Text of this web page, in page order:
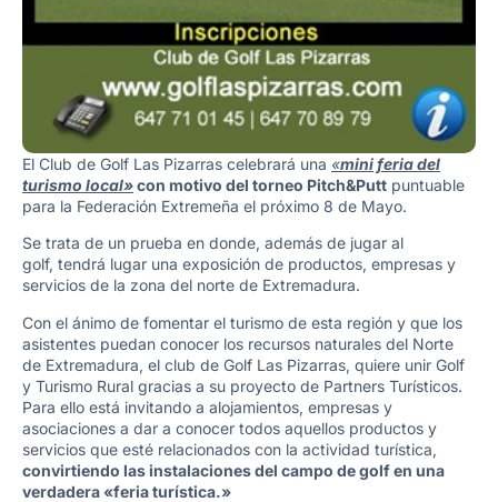
El Club de Golf Las Pizarras celebrará una «mini feria del
turismo local»con motivo del torneo Pitch&Putt puntuable
para la Federación Extremeña el próximo 8 de Mayo.
Se trata de un prueba en donde, además de jugar al
golf, tendrá lugar una exposición de productos, empresas y
servicios de la zona del norte de Extremadura.
Con el ánimo de fomentar el turismo de esta región y que los
asistentes puedan conocer los recursos naturales del Norte
de Extremadura, el club de Golf Las Pizarras, quiere unir Golf
y Turismo Rural gracias a su proyecto de Partners Turísticos.
Para ello está invitando a alojamientos, empresas y
asociaciones a dar a conocer todos aquellos productos y
servicios que esté relacionados con la actividad turística,
convirtiendo las instalaciones del campo de golf en una
verdadera «feria turística.»